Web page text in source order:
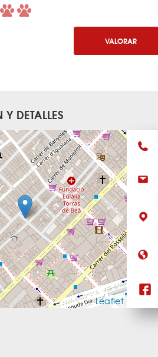
VALORAR
DETALLES
Leaflet